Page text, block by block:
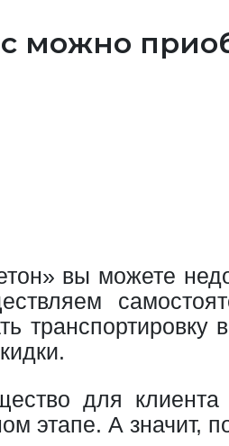
можно
вы можете
для
этапе. А значит,